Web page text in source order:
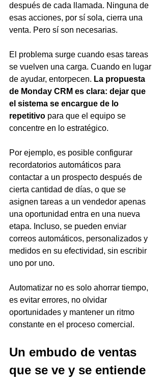
después de cada llamada. Ninguna de
esas acciones, por sí sola, cierra una
venta. Pero sí son necesarias.
El problema surge cuando esas tareas
se vuelven una carga. Cuando en lugar
de ayudar, entorpecen. La propuesta
de Monday CRM es clara: dejar que
el sistema se encargue de lo
repetitivo para que el equipo se
concentre en lo estratégico.
Por ejemplo, es posible configurar
recordatorios automáticos para
contactar a un prospecto después de
cierta cantidad de días, o que se
asignen tareas a un vendedor apenas
una oportunidad entra en una nueva
etapa. Incluso, se pueden enviar
correos automáticos, personalizados y
medidos en su efectividad, sin escribir
uno por uno.
Automatizar no es solo ahorrar tiempo,
es evitar errores, no olvidar
oportunidades y mantener un ritmo
constante en el proceso comercial.
Un embudo de ventas
que se ve y se entiende